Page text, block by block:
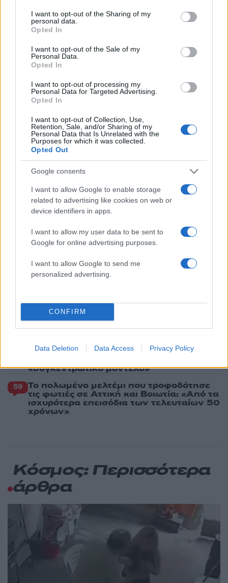
not limited to your visit or usage behaviour. You may click to
grant or deny consent to Google and its third-party tags to
use your data for below specified purposes in below Google
consent section.
I want to opt-out of the Sharing of my
personal data.
Opted In
I want to opt-out of the Sale of my
Personal Data.
Opted In
I want to opt-out of processing my
Personal Data for Targeted Advertising.
Opted In
I want to opt-out of Collection, Use,
Retention, Sale, and/or Sharing of my
Personal Data that Is Unrelated with the
Purposes for which it was collected.
Opted Out
Google consents
I want to allow Google to enable storage
related to advertising like cookies on web or
device identifiers in apps.
I want to allow my user data to be sent to
Google for online advertising purposes.
I want to allow Google to send me
personalized advertising.
CONFIRM
Data Deletion Data Access Privacy Policy
Ο Κώστας Σαμαράς δημοσίευσε μία παιδική
φωτογραφία για την επέτειο θανάτου της
αδελφής του, Λένας
Δολοφονία Βρετανίδας στην Κυψέλη: Οι
δύο καταθέσεις «κλειδί» της συζύγου του
26χρονου Αφγανού – Το στίγμα του
κινητού, η θεία από την Ινδία και τα
απειλητικά μηνύματα
«Αφιέρωσε τη ζωή της στο να βοηθά
δήλωση της οικογένειας της 38χρονης
Λίζα που βρέθηκε νεκρή στην Κυψέλη
Η Ελένη Φωτοπούλου ευχήθηκε για τη
γιορτή του Άκη Παυλόπουλου: «Δεκαπέντε
Πιο σχολιασμένα
για την ηλεκτρική διασύνδεση Ελλάδας –
Κύπρου: «Ισχυρή ψήφος εμπιστοσύνης» η
είσοδος της Meridiam στην GSI
Έφυγαν οι συνεργάτες, μένει η Μαρία
Καρυστιανού - Η επόμενη μέρα για την
128
κατασκευή του αεροσκάφους που θα
επιχειρεί και τη νύχτα στα μέτωπα της
φωτιάς
Αυγερινός, Μουτσάτσου και ακόμη 20
πρώην στελέχη κατά Καρυστιανού: «Δεν
«συγκεντρωτικό μοντέλο»
59 Το πολωμένο μελτέμι που τροφοδότησε
τις φωτιές σε Αττική και Βοιωτία: «Από τα
ισχυρότερα επεισόδια των τελευταίων 50
χρόνων»
Κόσμος: Περισσότερα
άρθρα